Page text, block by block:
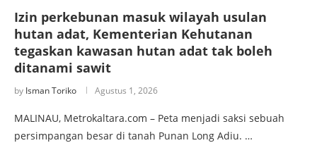
Izin perkebunan masuk wilayah usulan
hutan adat, Kementerian Kehutanan
tegaskan kawasan hutan adat tak boleh
ditanami sawit
by Isman Toriko Agustus 1, 2026
MALINAU, Metrokaltara.com – Peta menjadi saksi sebuah
persimpangan besar di tanah Punan Long Adiu. …